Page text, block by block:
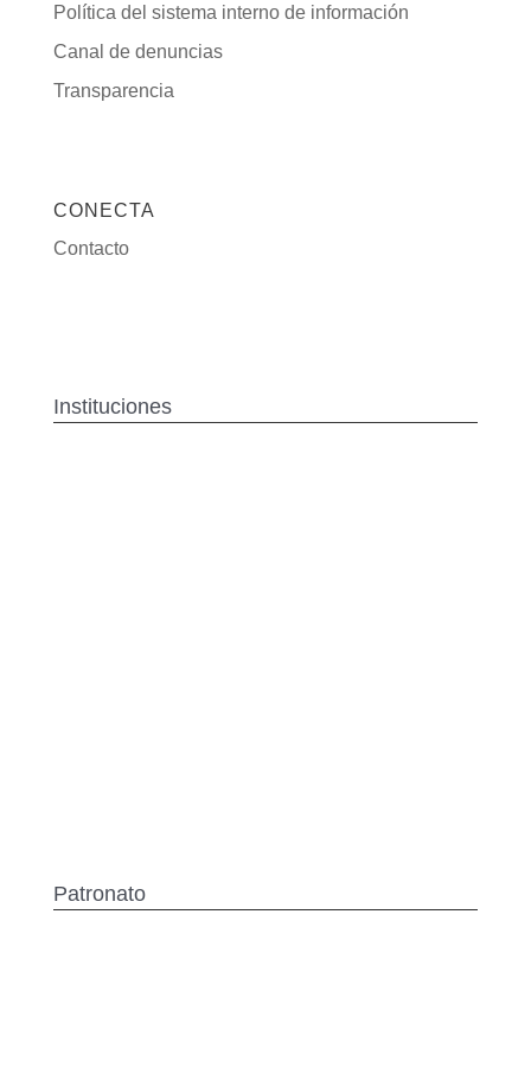
Política del sistema interno de información
Canal de denuncias
Transparencia
CONECTA
Contacto
Instituciones
Patronato